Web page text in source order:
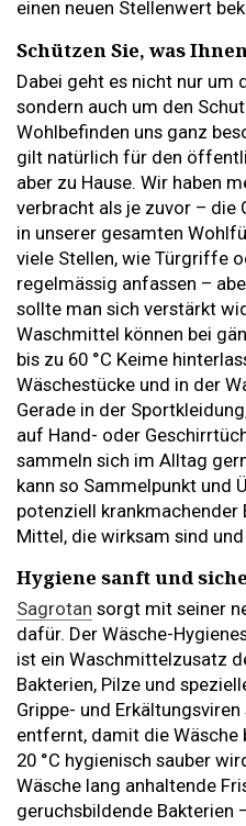
einen neuen Stellenwert
Schützen Sie, was
Dabei geht es nicht nur um
sondern auch um den
Wohlbefinden uns ganz
gilt natürlich für den
aber zu Hause. Wir haben
verbracht als je zuvor – die
in unserer gesamten
viele Stellen, wie Türgriffe
regelmässig anfassen –
sollte man sich verstärkt
Waschmittel können bei
bis zu 60 °C Keime
Wäschestücke und in der
Gerade in der
auf Hand- oder
sammeln sich im Alltag
kann so Sammelpunkt und
potenziell krankmachender
Mittel, die wirksam sind
Hygiene sanft und
Sagrotan sorgt mit seiner
dafür. Der Wäsche-
ist ein Waschmittelzusatz
Bakterien, Pilze und
Grippe- und
entfernt, damit die Wäsche
20 °C hygienisch sauber
Wäsche lang anhaltende
geruchsbildende Bakterien